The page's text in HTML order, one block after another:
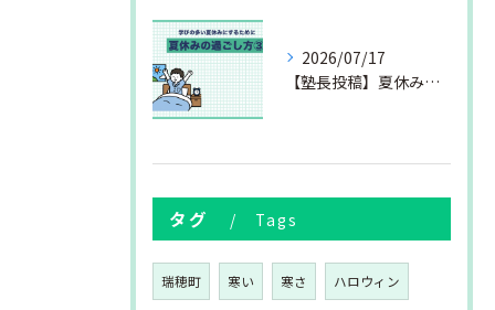
2026/07/17
【塾長投稿】夏休みの過ごし方③
タグ Tags
瑞穂町 寒い 寒さ ハロウィン